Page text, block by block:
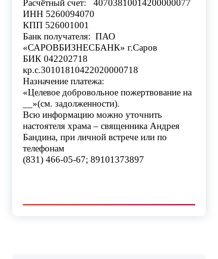
Расчётный счет:
40703810014200000077
ИНН 5260094070
КПП 526001001
Банк получателя: ПАО
«САРОВБИЗНЕСБАНК» г.Саров
БИК 042202718
кр.с.30101810422020000718
Назначение платежа:
«Целевое добровольное пожертвование на
__»(см. задолженности).
Всю информацию можно уточнить
настоятеля храма – священника Андрея
Бандина, при личной встрече или по
телефонам
(831) 466-05-67; 89101373897